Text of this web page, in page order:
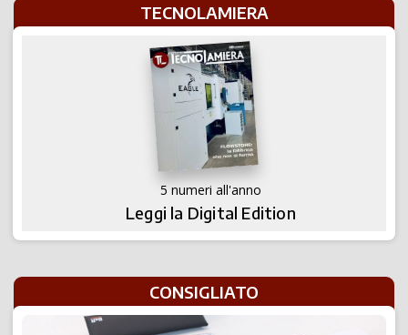
TECNOLAMIERA
5 numeri all'anno
Leggi la Digital Edition
CONSIGLIATO